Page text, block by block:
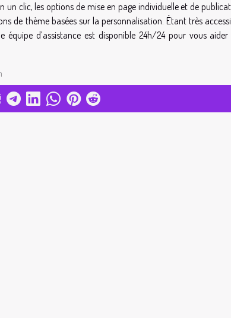
un clic, les options de mise en page individuelle et de
de thème basées sur la personnalisation. Étant très
équipe d’assistance est disponible 24h/24 pour vous